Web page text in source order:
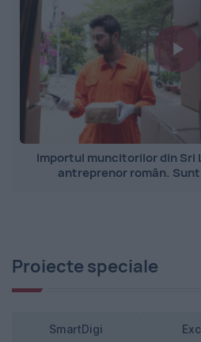
Importul muncitorilor din Sri
antreprenor român.
Proiecte speciale
SmartDigi